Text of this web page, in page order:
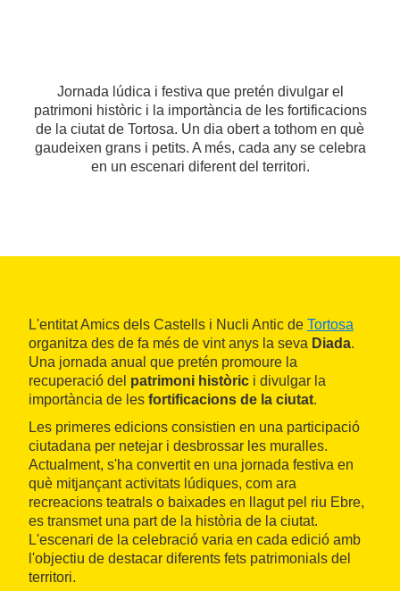
Jornada lúdica i festiva que pretén divulgar el
patrimoni històric i la importància de les fortificacions
de la ciutat de Tortosa. Un dia obert a tothom en què
gaudeixen grans i petits. A més, cada any se celebra
en un escenari diferent del territori.
L'entitat Amics dels Castells i Nucli Antic de Tortosa
organitza des de fa més de vint anys la seva Diada.
Una jornada anual que pretén promoure la
recuperació del patrimoni històric i divulgar la
importància de les fortificacions de la ciutat.
Les primeres edicions consistien en una participació
ciutadana per netejar i desbrossar les muralles.
Actualment, s'ha convertit en una jornada festiva en
què mitjançant activitats lúdiques, com ara
recreacions teatrals o baixades en llagut pel riu Ebre,
es transmet una part de la història de la ciutat.
L'escenari de la celebració varia en cada edició amb
l'objectiu de destacar diferents fets patrimonials del
territori.